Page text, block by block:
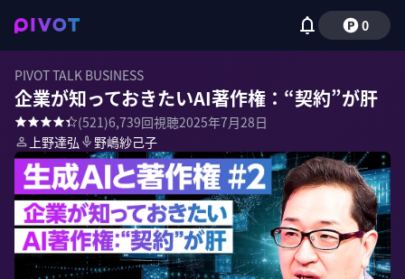
0
PIVOT TALK BUSINESS
企業が知っておきたいAI著作権：“契約”が肝
(521)6,739回視聴2025年7月28日
上野達弘
野嶋紗己子